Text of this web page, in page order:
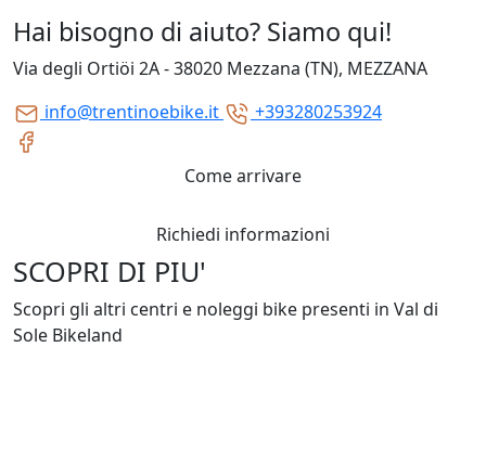
Hai bisogno di aiuto? Siamo qui!
Via degli Ortiöi 2A - 38020 Mezzana (TN), MEZZANA
info@trentinoebike.it
+393280253924
Come arrivare
Richiedi informazioni
SCOPRI DI PIU'
Scopri gli altri centri e noleggi bike presenti in Val di
Sole Bikeland